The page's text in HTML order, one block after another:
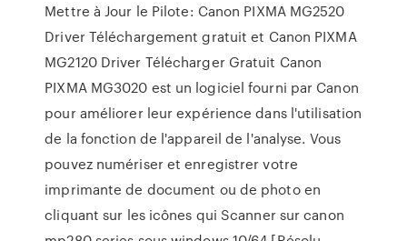
Mettre à Jour le Pilote: Canon PIXMA MG2520
Driver Téléchargement gratuit et Canon PIXMA
MG2120 Driver Télécharger Gratuit Canon
PIXMA MG3020 est un logiciel fourni par Canon
pour améliorer leur expérience dans l'utilisation
de la fonction de l'appareil de l'analyse. Vous
pouvez numériser et enregistrer votre
imprimante de document ou de photo en
cliquant sur les icônes qui Scanner sur canon